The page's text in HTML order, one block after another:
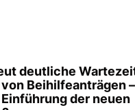
deutliche
Beihilfeanträgen
der neuen